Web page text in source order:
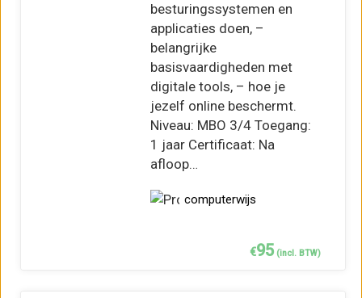
besturingssystemen en
applicaties doen, –
belangrijke
basisvaardigheden met
digitale tools, – hoe je
jezelf online beschermt.
Niveau: MBO 3/4 Toegang:
1 jaar Certificaat: Na
afloop…
computerwijs
€95 (incl. BTW)